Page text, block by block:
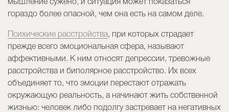
мышление сужено, и ситуация может показаться
гораздо более опасной, чем она есть на самом деле.
Психические расстройства, при которых страдает
прежде всего эмоциональная сфера, называют
аффективными. К ним относят депрессии, тревожные
расстройства и биполярное расстройство. Их всех
объединяет то, что эмоции перестают отражать
окружающую реальность, а начинают жить собственной
жизнью: человек либо подолгу застревает на негативных